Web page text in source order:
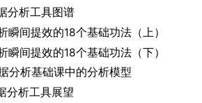
分析工具图谱
瞬间提效的18个基础功法（上）
瞬间提效的18个基础功法（下）
分析基础课中的分析模型
分析工具展望